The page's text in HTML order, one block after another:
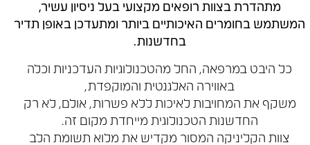
מתהדרת בצוות רופאים מקצועי בעל ניסיון עשיר,
בחומרים האיכותיים ביותר ומתעדכן באופן תדיר
בחדשנות.
כל היבט במרפאה, החל מהטכנולוגיות העדכניות וכלה
באווירה האלגנטית והמוקפדת,
את המחויבות לאיכות ללא פשרות, אולם, לא רק
החדשנות הטכנולוגית מייחדת מקום זה.
צוות הקליניקה המסור מקדיש את מלוא תשומת הלב